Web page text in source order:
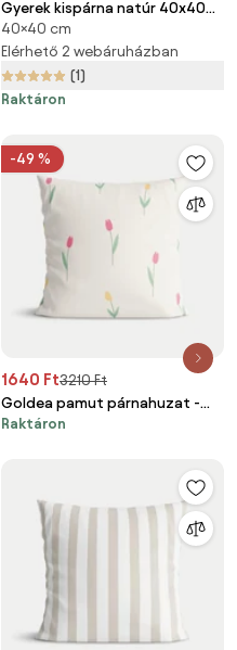
Gyerek kispárna natúr 40x40
cm
40×40 cm
Elérhető 2 webáruházban
(1)
Raktáron
-49 %
1640 Ft3210 Ft
Goldea pamut párnahuzat -
tulipánok 40 x 40 cm
Raktáron